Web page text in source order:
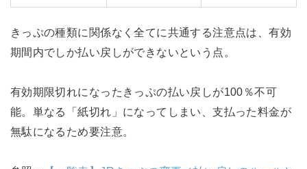
きっぷの種類に関係なく全てに共通する注意点は、有効
期間内でしか払い戻しができないという点。
有効期限切れになったきっぷの払い戻しが100％不可
能。単なる「紙切れ」になってしまい、支払った料金が
無駄になるため要注意。